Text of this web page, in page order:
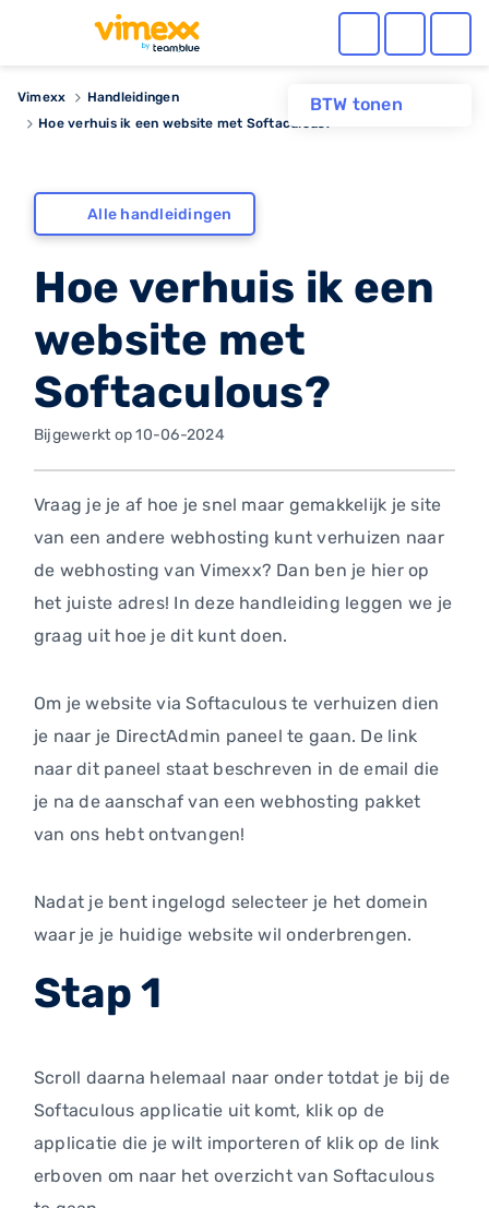
BTW tonen
Vimexx
Handleidingen
Hoe verhuis ik een website met Softaculous?
Alle handleidingen
Hoe verhuis ik een
website met
Softaculous?
Bijgewerkt op 10-06-2024
Vraag je je af hoe je snel maar gemakkelijk je site
van een andere webhosting kunt verhuizen naar
de webhosting van Vimexx? Dan ben je hier op
het juiste adres! In deze handleiding leggen we je
graag uit hoe je dit kunt doen.
Om je website via Softaculous te verhuizen dien
je naar je DirectAdmin paneel te gaan. De link
naar dit paneel staat beschreven in de email die
je na de aanschaf van een webhosting pakket
van ons hebt ontvangen!
Nadat je bent ingelogd selecteer je het domein
waar je je huidige website wil onderbrengen.
Stap 1
Scroll daarna helemaal naar onder totdat je bij de
Softaculous applicatie uit komt, klik op de
applicatie die je wilt importeren of klik op de link
erboven om naar het overzicht van Softaculous